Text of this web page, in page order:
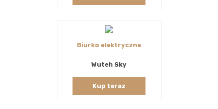
Biurko elektryczne
Wuteh Sky
Kup teraz